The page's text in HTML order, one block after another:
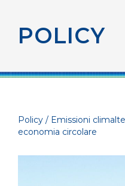
POLICY
Policy / Emissioni
economia circolare